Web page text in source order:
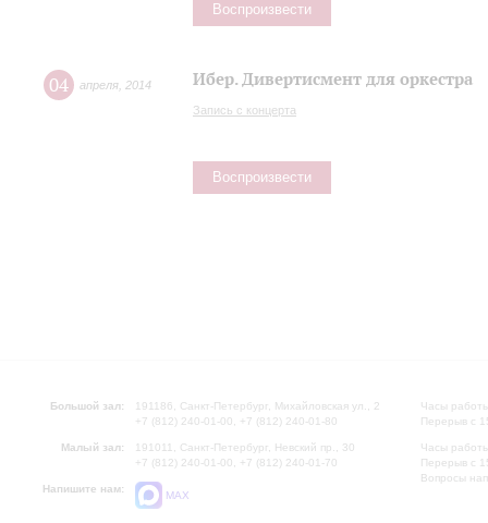
Воспроизвести
04 апреля 2014 Ибер. Дивертисмент для оркестра
Запись с концерта
Воспроизвести
Большой зал:
191186, Санкт-Петербург, Михайловская ул., 2
+7 (812) 240-01-00, +7 (812) 240-01-80
Малый зал:
191011, Санкт-Петербург, Невский пр., 30
+7 (812) 240-01-00, +7 (812) 240-01-70
Напишите нам:
MAX
Часы
Перерыв с
Часы
Перерыв с
Вопросы